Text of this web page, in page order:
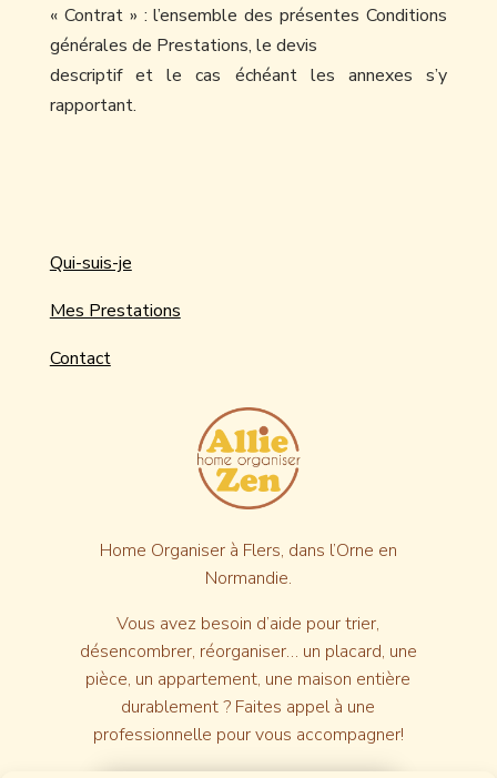
« Contrat » : l’ensemble des présentes Conditions
générales de Prestations, le devis
descriptif et le cas échéant les annexes s’y
rapportant.
Qui-suis-je
Mes Prestations
Contact
Home Organiser à Flers, dans l’Orne en
Normandie.
Vous avez besoin d’aide pour trier,
désencombrer, réorganiser… un placard, une
pièce, un appartement, une maison entière
durablement ? Faites appel à une
professionnelle pour vous accompagner!